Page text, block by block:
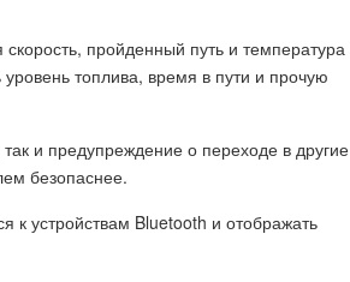
пройденный путь и температура
топлива, время в пути и прочую
и предупреждение о переходе в другие
безопаснее.
к устройствам Bluetooth и отображать